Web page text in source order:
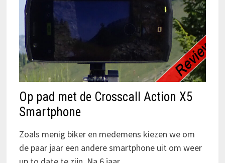
Op pad met de Crosscall Action X5
Smartphone
Zoals menig biker en medemens kiezen we om
de paar jaar een andere smartphone uit om weer